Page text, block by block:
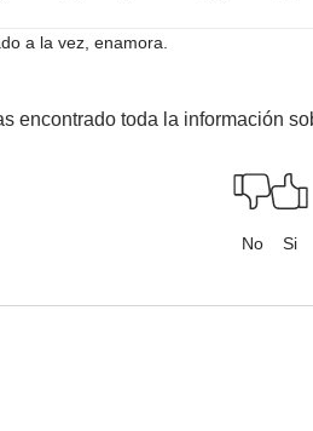
a la vez, enamora.
encontrado toda la información
No Si